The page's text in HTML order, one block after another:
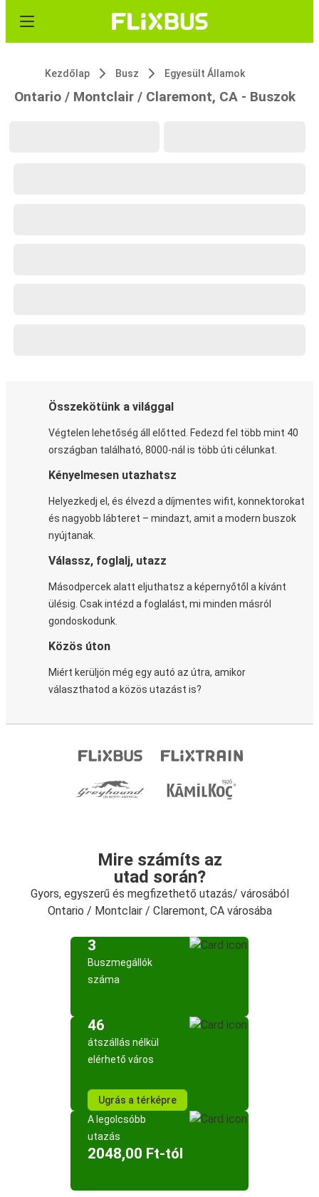
Kezdőlap Busz Egyesült Államok
Ontario / Montclair / Claremont, CA - Buszok
Összekötünk a világgal
Végtelen lehetőség áll előtted. Fedezd fel több mint 40
országban található, 8000-nál is több úti célunkat.
Kényelmesen utazhatsz
Helyezkedj el, és élvezd a díjmentes wifit, konnektorokat
és nagyobb lábteret – mindazt, amit a modern buszok
nyújtanak.
Válassz, foglalj, utazz
Másodpercek alatt eljuthatsz a képernyőtől a kívánt
ülésig. Csak intézd a foglalást, mi minden másról
gondoskodunk.
Közös úton
Miért kerüljön még egy autó az útra, amikor
választhatod a közös utazást is?
Mire számíts az
utad során?
Gyors, egyszerű és megfizethető utazás/ városából
Ontario / Montclair / Claremont, CA városába
3
Buszmegállók
száma
46
átszállás nélkül
elérhető város
Ugrás a térképre
A legolcsóbb
utazás
2048,00 Ft-tól